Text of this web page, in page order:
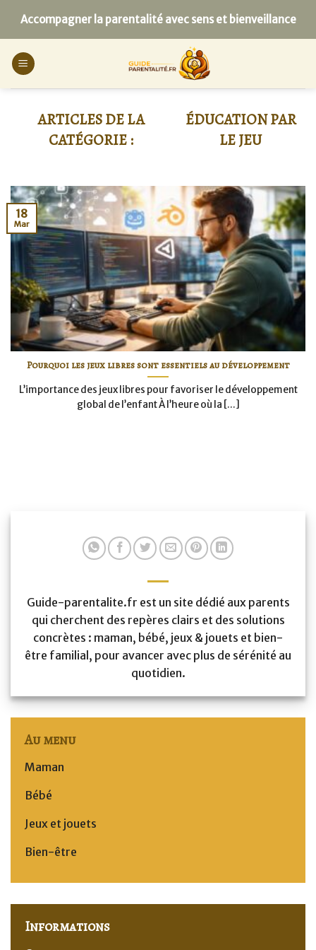
content
Accompagner la parentalité avec sens et bienveillance
ÉDUCATION PAR
LE JEU
Pourquoi les jeux libres sont essentiels au développement
L’importance des jeux libres pour favoriser le développement
global de l’enfant À l’heure où la [...]
18
Mar
Guide-parentalite.fr est un site dédié aux parents
qui cherchent des repères clairs et des solutions
concrètes : maman, bébé, jeux & jouets et bien-
être familial, pour avancer avec plus de sérénité au
quotidien.
Au menu
Maman
Bébé
Jeux et jouets
Bien-être
Informations